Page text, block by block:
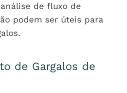
de fluxo de
podem ser úteis para
de Gargalos de